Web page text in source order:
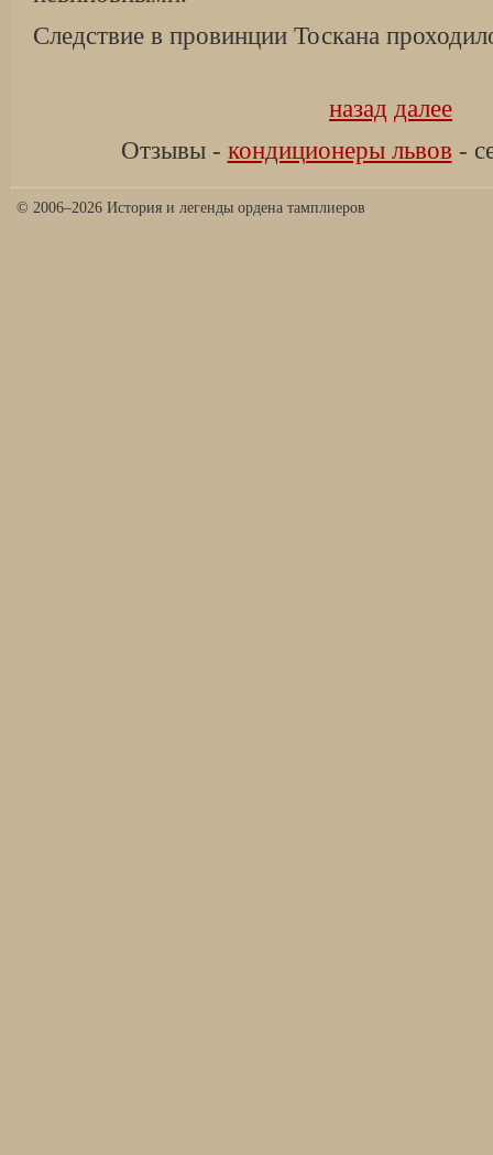
Следствие в провинции Тоскана
назад далее
Отзывы - кондиционеры львов -
© 2006–2026 История и легенды ордена тамплиеров